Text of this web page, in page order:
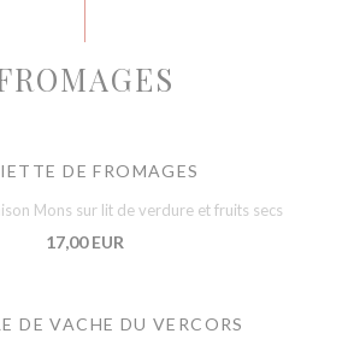
DE FROMAGES
Mons sur lit de verdure et fruits secs
17,00 EUR
DE VACHE DU VERCORS